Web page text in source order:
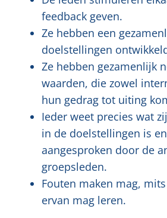
feedback geven.
Ze hebben een
doelstellingen
Ze hebben gezamenlijk
waarden, die zowel
hun gedrag tot uiting
Ieder weet precies wat
in de doelstellingen is
aangesproken door de
groepsleden.
Fouten maken mag,
ervan mag leren.